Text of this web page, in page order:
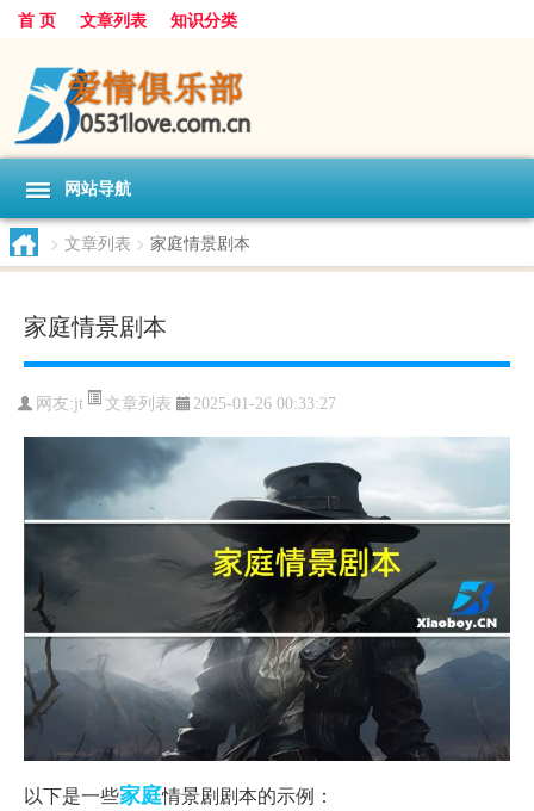
首 页 文章列表 知识分类
网站导航
> 文章列表 > 家庭情景剧本
家庭情景剧本
网友:jt 文章列表 2025-01-26 00:33:27
以下是一些家庭情景剧剧本的示例：